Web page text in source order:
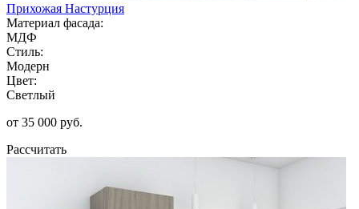
Прихожая Настурция
Материал фасада:
МДФ
Стиль:
Модерн
Цвет:
Светлый
от 35 000 руб.
Рассчитать